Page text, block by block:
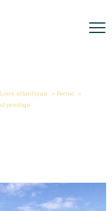
Loire atlantique
Pornic
prestige